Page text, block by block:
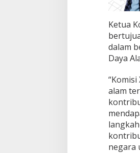
Ketua
dalam
Daya
alam
negara